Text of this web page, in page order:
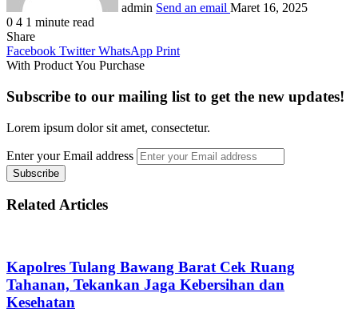
admin Send an email Maret 16, 2025
0 4 1 minute read
Share
Facebook Twitter WhatsApp Print
With Product You Purchase
Subscribe to our mailing list to get the new updates!
Lorem ipsum dolor sit amet, consectetur.
Enter your Email address
Related Articles
Kapolres Tulang Bawang Barat Cek Ruang
Tahanan, Tekankan Jaga Kebersihan dan
Kesehatan